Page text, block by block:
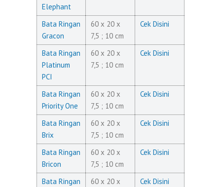
Elephant
Bata Ringan
Gracon
60 x 20 x
7,5 ; 10 cm
Cek Disini
Bata Ringan
Platinum
PCI
60 x 20 x
7,5 ; 10 cm
Cek Disini
Bata Ringan
Priority One
60 x 20 x
7,5 ; 10 cm
Cek Disini
Bata Ringan
Brix
60 x 20 x
7,5 ; 10 cm
Cek Disini
Bata Ringan
Bricon
60 x 20 x
7,5 ; 10 cm
Cek Disini
Bata Ringan 60 x 20 x Cek Disini